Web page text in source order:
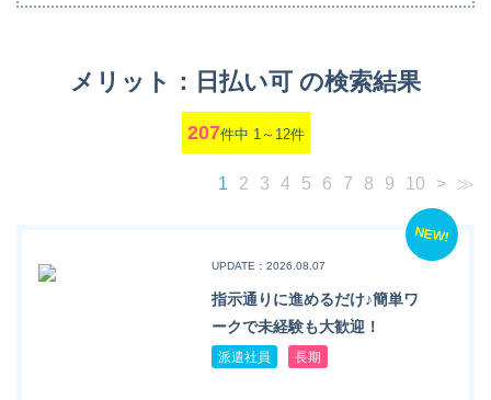
メリット：日払い可 の検索結果
207件中 1～12件
1 2 3 4 5 6 7 8 9 10 > ≫
NEW!
UPDATE：2026.08.07
指示通りに進めるだけ♪簡単ワ
ークで未経験も大歓迎！
派遣社員 長期